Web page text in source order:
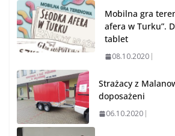
Mobilna gra
afera w Turku”.
tablet
08.10.2020
Strażacy z
doposażeni
06.10.2020